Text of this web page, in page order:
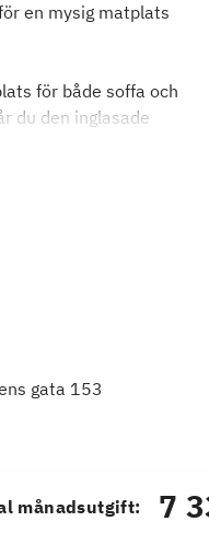
en mysig matplats
för både soffa och
du den inglasade
gata 153
månadsutgift: 7